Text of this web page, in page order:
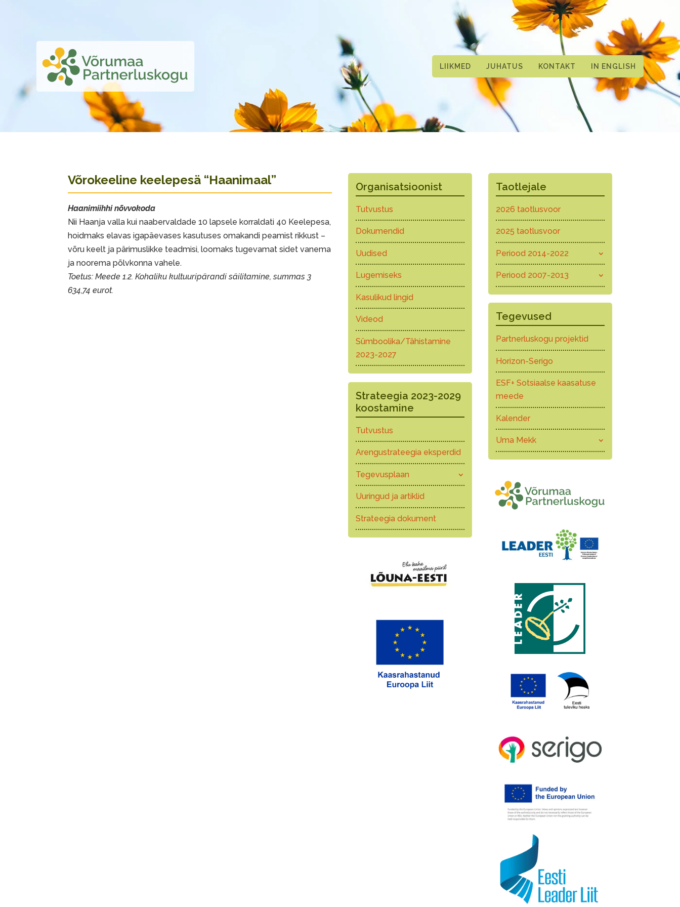
LIIKMED JUHATUS KONTAKT IN ENGLISH
Võrokeeline keelepesä “Haanimaal”
Haanimiihhi nõvvokoda
Nii Haanja valla kui naabervaldade 10 lapsele korraldati 40 Keelepesa,
hoidmaks elavas igapäevases kasutuses omakandi peamist rikkust –
võru keelt ja pärimuslikke teadmisi, loomaks tugevamat sidet vanema
ja noorema põlvkonna vahele.
Toetus: Meede 1.2. Kohaliku kultuuripärandi säilitamine, summas 3
634,74 eurot.
Organisatsioonist
Tutvustus
Dokumendid
Uudised
Lugemiseks
Kasulikud lingid
Videod
Sümboolika/Tähistamine
2023-2027
Strateegia 2023-2029
koostamine
Tutvustus
Arengustrateegia eksperdid
Tegevusplaan
Uuringud ja artiklid
Strateegia dokument
Taotlejale
2026 taotlusvoor
2025 taotlusvoor
Periood 2014-2022
Periood 2007-2013
Tegevused
Partnerluskogu projektid
Horizon-Serigo
ESF+ Sotsiaalse kaasatuse
meede
Kalender
Uma Mekk